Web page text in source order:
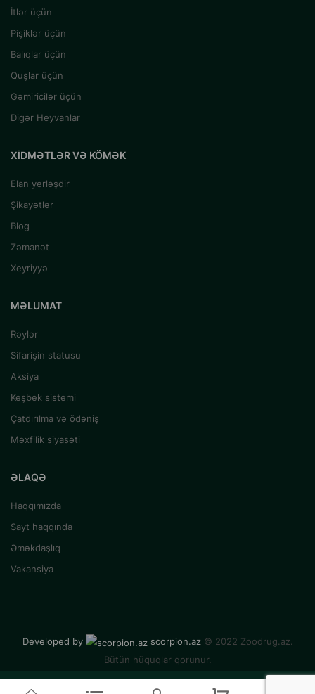
İtlər üçün
Pişiklər üçün
Balıqlar üçün
Quşlar üçün
Gəmiricilər üçün
Digər Heyvanlar
XIDMƏTLƏR VƏ KÖMƏK
Elan yerləşdir
Şikayətlər
Blog
Zəmanət
Xeyriyyə
MƏLUMAT
Rəylər
Sifarişin statusu
Aksiya
Keşbek sistemi
Çatdırılma və ödəniş
Məxfilik siyasəti
ƏLAQƏ
Haqqımızda
Sayt haqqında
Əməkdaşlıq
Vakansiya
Developed by scorpion.az © 2022 Zoodrug.az.
Bütün hüquqlar qorunur.